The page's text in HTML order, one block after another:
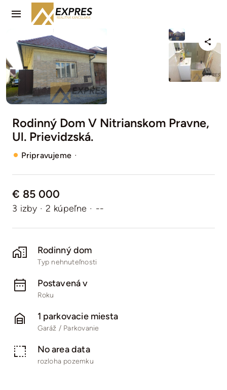
Toggle
Navigation
PREDAJ
PRENÁJOM
NAŠE SLUŽBY
KONTAKT
Rodinný Dom V Nitrianskom Pravne,
Ul. Prievidzská.
Pripravujeme ·
€ 85 000
3 izby · 2 kúpeľne · --
Rodinný dom
Typ nehnuteľnosti
Postavená v
Roku
1 parkovacie miesta
Garáž / Parkovanie
No area data
rozloha pozemku